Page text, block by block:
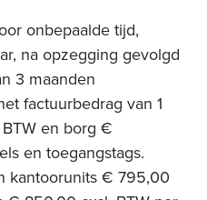
onbepaalde tijd,
na opzegging gevolgd
3 maanden
factuurbedrag van 1
en borg €
en toegangstags.
kantoorunits € 795,00